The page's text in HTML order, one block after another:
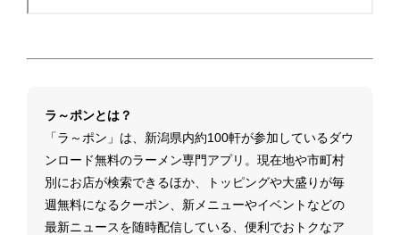
ラ～ポンとは？
「ラ～ポン」は、新潟県内約100軒が参加しているダウ
ンロード無料のラーメン専門アプリ。現在地や市町村
別にお店が検索できるほか、トッピングや大盛りが毎
週無料になるクーポン、新メニューやイベントなどの
最新ニュースを随時配信している、便利でおトクなア